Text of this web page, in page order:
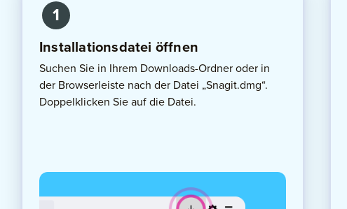
1
Installationsdatei öffnen
Suchen Sie in Ihrem Downloads-Ordner oder in
der Browserleiste nach der Datei „Snagit.dmg“.
Doppelklicken Sie auf die Datei.